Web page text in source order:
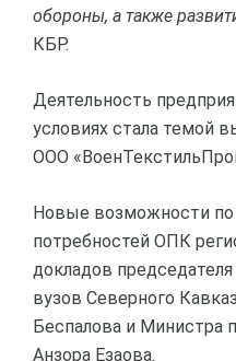
обороны, а также
КБР.
Деятельность
условиях стала темой
ООО
Новые возможности по
потребностей ОПК
докладов
вузов Северного
Беспалова и Министра
Анзора Езаова.